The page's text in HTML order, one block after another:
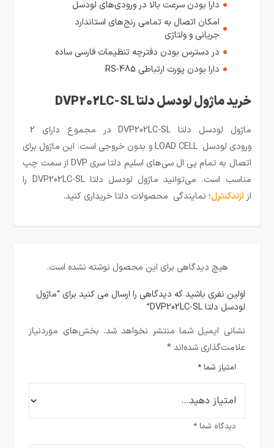
دارا بودن سرعت بالا در ورودی‌های لودسل
امکان اتصال به تمامی رنج‌های استاندارد
جریانی و ولتاژی
در دسترس بودن دفترچه تنظیمات فارسی ساده
دارا بودن پورت ارتباطی RS-485
خرید ماژول لودسل دلتا DVP202LC-SL
ماژول لودسل دلتا DVP202LC-SL در مجموع دارای 2
ورودی لودسل LOAD CELL و بدون خروجی است. این ماژول برای
اتصال به تمام پی ال سی‌های اسلیم دلتا سری DVP از سمت چپ
مناسب است. می‌توانید ماژول لودسل دلتا DVP202LC-SL را
ازآزندکنترل؛ نمایندگی محصولات دلتا خریداری کنید.
هیچ دیدگاهی برای این محصول نوشته نشده است.
اولین نفری باشید که دیدگاهی را ارسال می کنید برای “ماژول
لودسل دلتا DVP202LC-SL”
نشانی ایمیل شما منتشر نخواهد شد. بخش‌های موردنیاز
علامت‌گذاری شده‌اند*
امتیاز شما*
دیدگاه شما*